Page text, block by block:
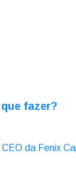
que fazer?